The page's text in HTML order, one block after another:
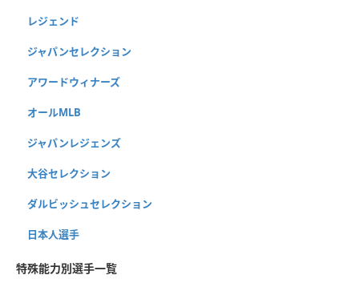
レジェンド
ジャパンセレクション
アワードウィナーズ
オールMLB
ジャパンレジェンズ
大谷セレクション
ダルビッシュセレクション
日本人選手
特殊能力別選手一覧